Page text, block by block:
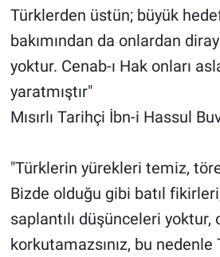
Türklerden üstün; büyük
bakımından da onlardan
yoktur. Cenab-ı Hak onları
yaratmıştır"
Mısırlı Tarihçi İbn-i Hassul
"Türklerin yürekleri temiz,
Bizde olduğu gibi batıl
saplantılı düşünceleri yoktur,
korkutamazsınız, bu